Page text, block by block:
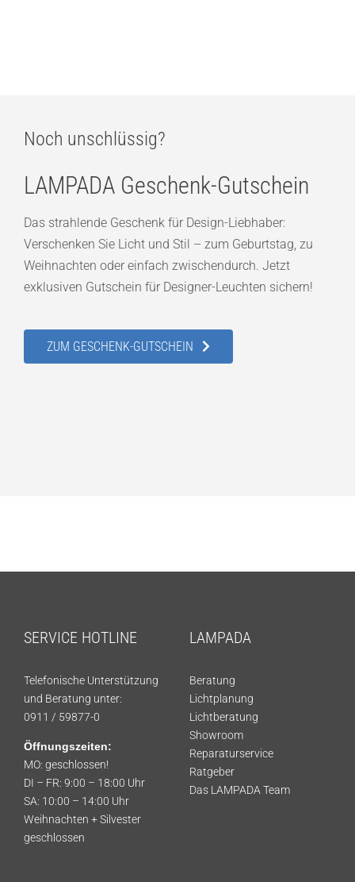
Noch unschlüssig?
LAMPADA Geschenk-Gutschein
Das strahlende Geschenk für Design-Liebhaber:
Verschenken Sie Licht und Stil – zum Geburtstag, zu
Weihnachten oder einfach zwischendurch. Jetzt
exklusiven Gutschein für Designer-Leuchten sichern!
ZUM GESCHENK-GUTSCHEIN
SERVICE HOTLINE
Telefonische Unterstützung
und Beratung unter:
0911 / 59877-0
Öffnungszeiten:
MO: geschlossen!
DI – FR: 9:00 – 18:00 Uhr
SA: 10:00 – 14:00 Uhr
Weihnachten + Silvester
geschlossen
LAMPADA
Beratung
Lichtplanung
Lichtberatung
Showroom
Reparaturservice
Ratgeber
Das LAMPADA Team